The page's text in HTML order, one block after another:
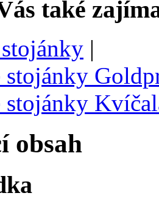
také
|
stojánky
stojánky
obsah